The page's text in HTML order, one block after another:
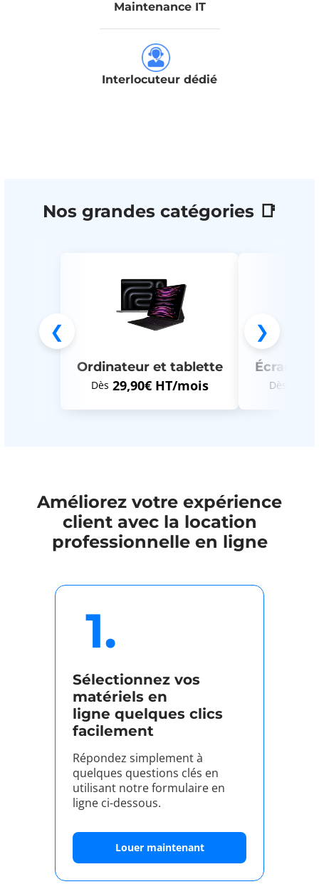
Maintenance IT
Interlocuteur dédié
Nos grandes catégories 📑
❮
Ordinateur et tablette
Dès 29,90€ HT/mois
Écrans
Dès
❯
Améliorez votre expérience
client avec la location
professionnelle en ligne
Sélectionnez vos
matériels en
ligne quelques clics
facilement
Répondez simplement à
quelques questions clés en
utilisant notre formulaire en
ligne ci-dessous.
Louer maintenant